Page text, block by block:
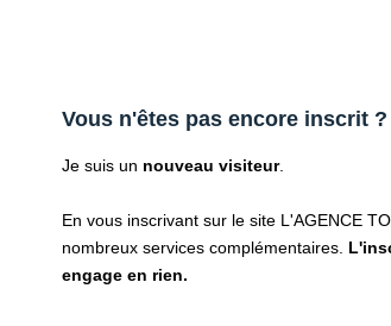
Vous n'êtes pas encore inscrit ?
Je suis un nouveau visiteur.
En vous inscrivant sur le site L'AGENCE
nombreux services complémentaires.
engage en rien.